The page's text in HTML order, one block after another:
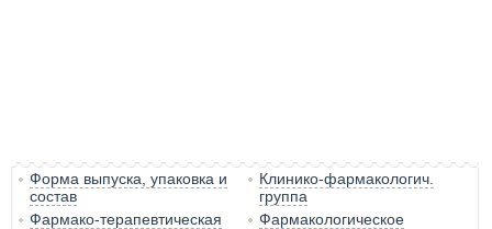
Форма выпуска, упаковка и
состав
Клинико-фармакологич.
группа
Фармако-терапевтическая
Фармакологическое